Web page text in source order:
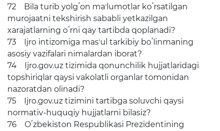
72 Bila turib yolgʻon maʼlumotlar koʻrsatilgan
murojaatni tekshirish sababli yetkazilgan
xarajatlarning oʻrni qay tartibda qoplanadi?
73 Ijro intizomiga masʼul tarkibiy boʻlinmaning
asosiy vazifalari nimalardan iborat?
74 Ijro.gov.uz tizimida qonunchilik hujjatlaridagi
topshiriqlar qaysi vakolatli organlar tomonidan
nazoratdan olinadi?
75 Ijro.gov.uz tizimini tartibga soluvchi qaysi
normativ-huquqiy hujjatlarni bilasiz?
76 Oʻzbekiston Respublikasi Prezidentining